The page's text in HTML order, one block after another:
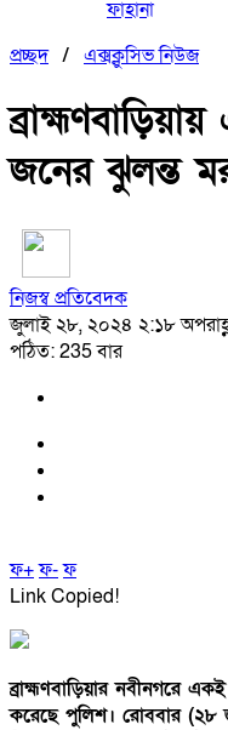
ফাহানা
প্রচ্ছদ/ এক্সক্লুসিভ নিউজ
জনের ঝুলন্ত
নিজস্ব প্রতিবেদক
জুলাই ২৮, ২০২৪ ২:১৮
পঠিত: 235 বার
ফ+ফ-ফ
Link Copied!
ব্রাহ্মণবাড়িয়ার নবীনগরে
করেছে পুলিশ। রোববার